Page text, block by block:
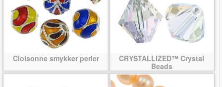
Cloisonne smykker perler
CRYSTALLIZED™ Crystal
Beads